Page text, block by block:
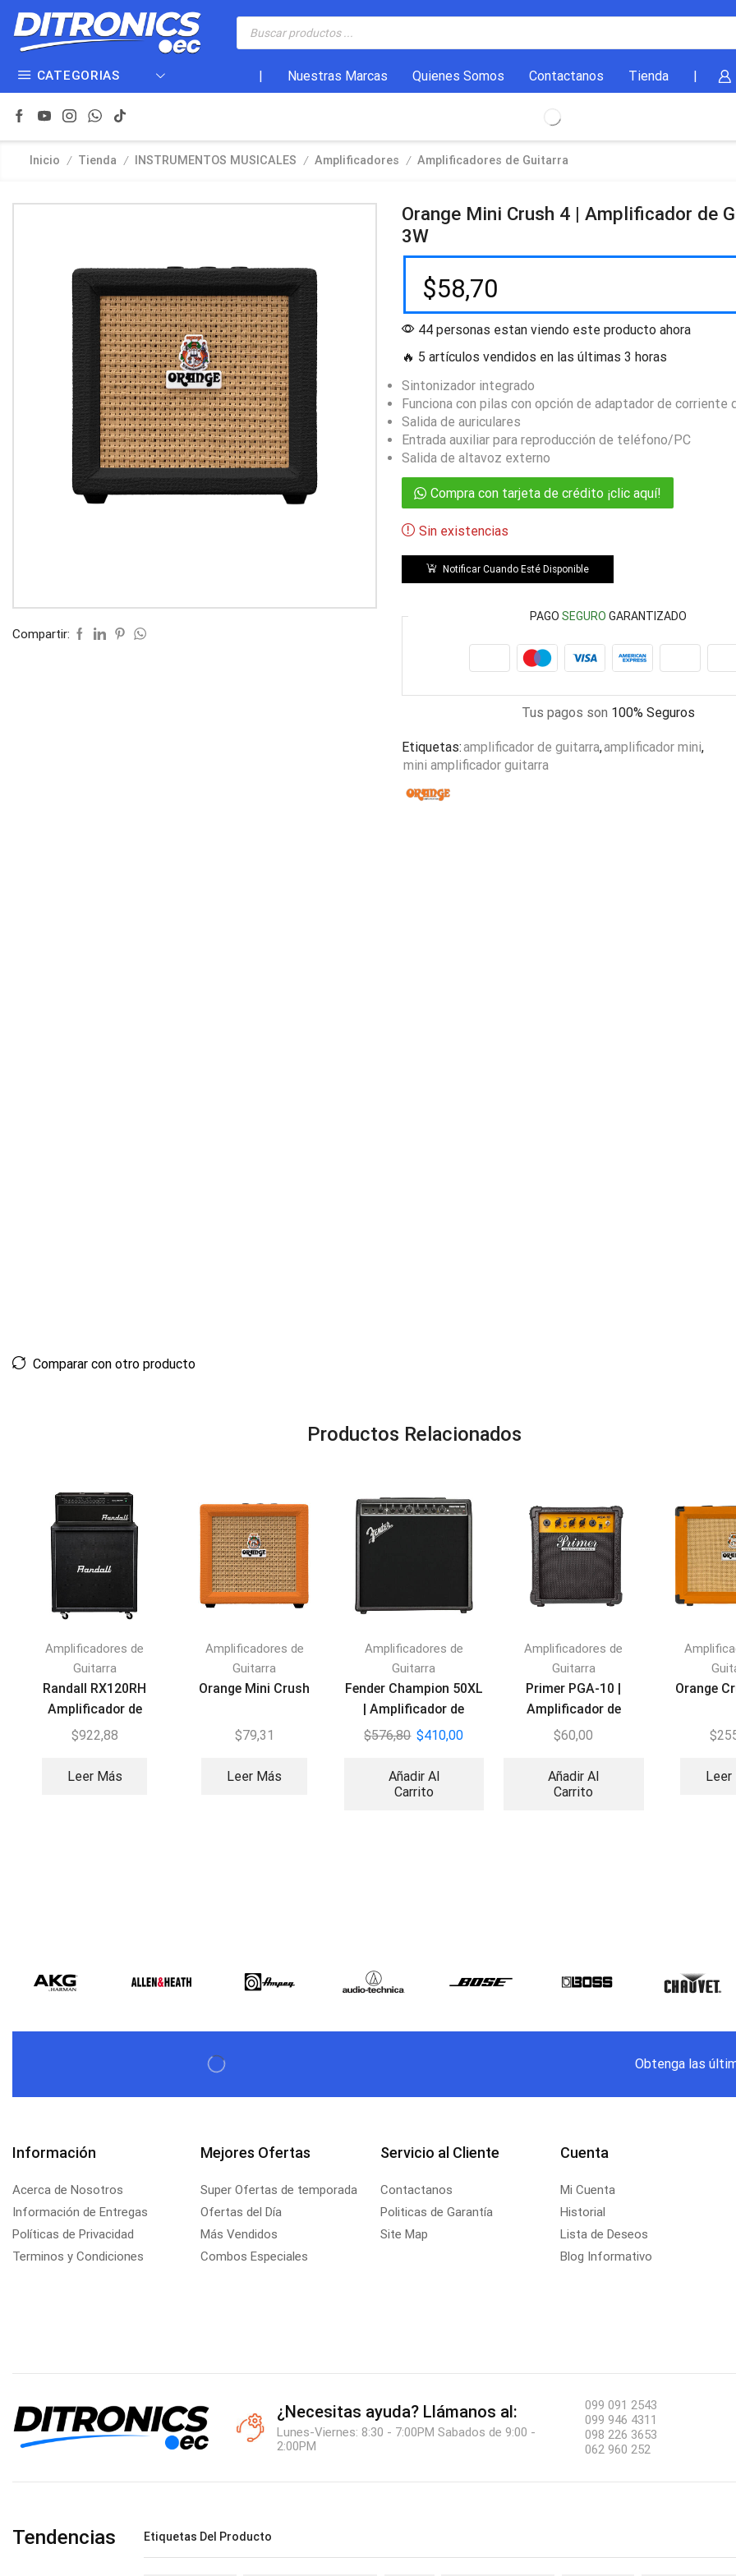
CATEGORIAS Nuestras Marcas Quienes Somos Contactanos Tienda
Inicio / Tienda / INSTRUMENTOS MUSICALES / Amplificadores / Amplificadores de Guitarra
Compartir:
Orange Mini Crush 4 | Amplificador de
3W
$58,70
44 personas estan viendo este producto ahora
🔥 5 artículos vendidos en las últimas 3 horas
Sintonizador integrado
Funciona con pilas con opción de adaptador de corriente
Salida de auriculares
Entrada auxiliar para reproducción de teléfono/PC
Salida de altavoz externo
Compra con tarjeta de crédito ¡clic aquí!
Sin existencias
Notificar Cuando Esté Disponible
PAGOSEGURO GARANTIZADO
Tus pagos son 100% Seguros
Etiquetas:amplificador de guitarra,amplificador mini,
mini amplificador guitarra
Comparar con otro producto
Productos Relacionados
Amplificadores de
Guitarra
Randall RX120RH
Amplificador de
guitarra
$922,88
Leer Más
Amplificadores de
Guitarra
Orange Mini Crush
$79,31
Leer Más
Amplificadores de
Guitarra
Fender Champion 50XL
| Amplificador de
Guitarra
$576,80 $410,00
Añadir Al
Carrito
Amplificadores de
Guitarra
Primer PGA-10 |
Amplificador de
Guitarra 10W
$60,00
Añadir Al
Carrito
Orange
$
Leer
Obtenga las
Información
Acerca de Nosotros
Información de Entregas
Políticas de Privacidad
Terminos y Condiciones
Mejores Ofertas
Super Ofertas de temporada
Ofertas del Día
Más Vendidos
Combos Especiales
Servicio al Cliente
Contactanos
Politicas de Garantía
Site Map
Cuenta
Mi Cuenta
Historial
Lista de Deseos
Blog Informativo
¿Necesitas ayuda? Llámanos al:
Lunes-Viernes: 8:30 - 7:00PM Sabados de 9:00 -
2:00PM
099 091 2543
099 946 4311
098 226 3653
062 960 252
Tendencias Etiquetas Del Producto